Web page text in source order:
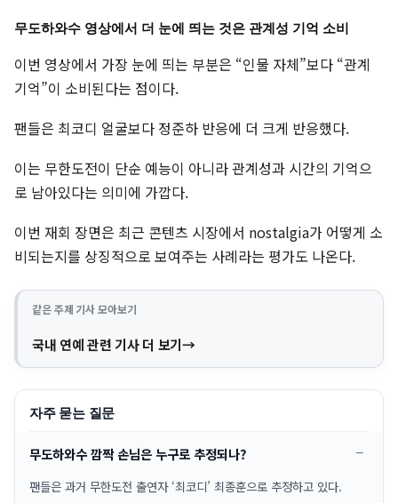
무도하와수 영상에서 더 눈에 띄는 것은 관계성 기억 소비
이번 영상에서 가장 눈에 띄는 부분은 “인물 자체”보다 “관계
기억”이 소비된다는 점이다.
팬들은 최코디 얼굴보다 정준하 반응에 더 크게 반응했다.
이는 무한도전이 단순 예능이 아니라 관계성과 시간의 기억으
로 남아있다는 의미에 가깝다.
이번 재회 장면은 최근 콘텐츠 시장에서 nostalgia가 어떻게 소
비되는지를 상징적으로 보여주는 사례라는 평가도 나온다.
같은 주제 기사 모아보기
국내 연예 관련 기사 더 보기
자주 묻는 질문
무도하와수 깜짝 손님은 누구로 추정되나?
팬들은 과거 무한도전 출연자 ‘최코디’ 최종훈으로 추정하고 있다.